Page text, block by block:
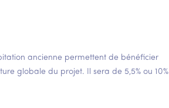
ancienne permettent de bénéficier
globale du projet. Il sera de 5,5% ou 10%